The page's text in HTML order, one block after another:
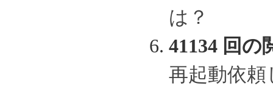
は？
41134 回の
再起動依